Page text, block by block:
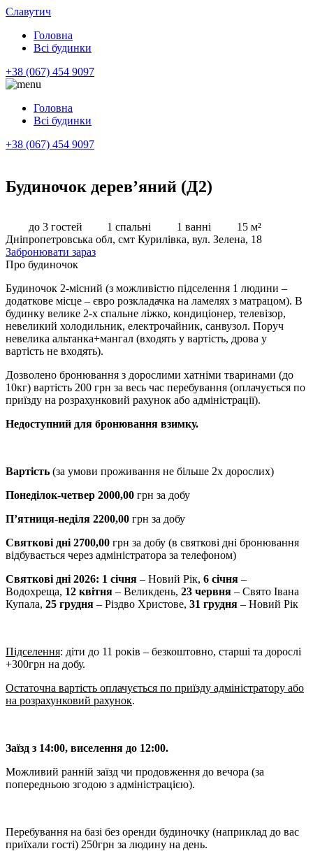
Славутич
Головна
Всі будинки
+38 (067) 454 9097
Головна
Всі будинки
+38 (067) 454 9097
Будиночок дерев’яний (Д2)
до 3 гостей 1 спальні 1 ванні
15 м²
Дніпропетровська обл, смт Курилівка, вул. Зелена, 18
Забронювати зараз
Про будиночок
Будиночок 2-місний (з можливістю підселення 1 людини –
додаткове місце – євро розкладачка на ламелях з матрацом). В
будинку велике 2-х спальне ліжко, кондиціонер, телевізор,
невеликий холодильник, електрочайник, санвузол. Поруч
невелика альтанка+мангал (входять у вартість, дрова у
вартість не входять).
Дозволено бронювання з дорослими хатніми тваринами (до
10кг) вартість 200 грн за весь час перебування (оплачується по
приїзду на розрахунковий рахунок або адміністрації).
Недоступний для бронювання взимку.
Вартість (за умови проживання не більше 2х дорослих)
Понеділок-четвер 2000,00 грн за добу
П’ятниця-неділя 2200,00 грн за добу
Святкові дні 2700,00 грн за добу (в святкові дні бронювання
відбувається через адміністратора за телефоном)
Святкові дні 2026: 1 січня – Новий Рік, 6 січня –
Водохреща, 12 квітня – Великдень, 23 червня – Свято Івана
Купала, 25 грудня – Різдво Христове, 31 грудня – Новий Рік
Підселення: діти до 11 років – безкоштовно, старші та дорослі
+300грн на добу.
Остаточна вартість оплачується по приїзду адміністратору або
на розрахунковий рахунок.
Заїзд з 14:00, виселення до 12:00.
Можливий ранній заїзд чи продовження до вечора (за
попередньою згодою з адміністрацією).
Перебування на базі без оренди будиночку (наприклад до вас
приїхали гості) 250грн за людину на день.